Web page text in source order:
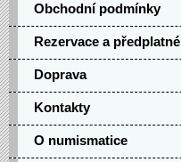
Obchodní podmínky
Rezervace a předplatné
Doprava
Kontakty
O numismatice